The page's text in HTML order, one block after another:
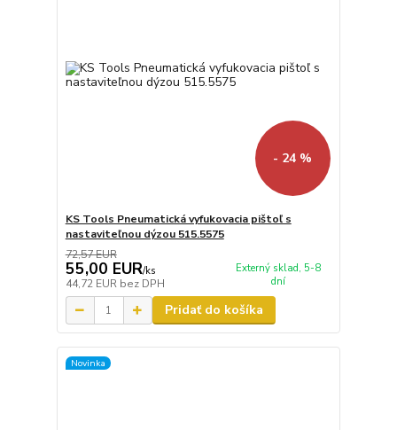
- 24 %
KS Tools Pneumatická vyfukovacia pištoľ s
nastaviteľnou dýzou 515.5575
72,57 EUR
55,00 EUR/ks
44,72 EUR bez DPH
Externý sklad, 5-8
dní
Pridať do košíka
Novinka